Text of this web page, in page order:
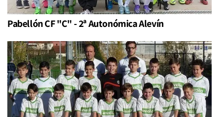
Pabellón CF "C" - 2ª Autonómica Alevín